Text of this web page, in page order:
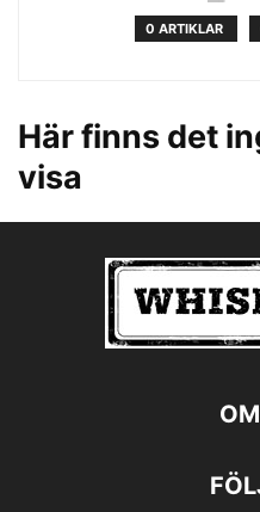
0 ARTIKLAR
Här finns det
visa